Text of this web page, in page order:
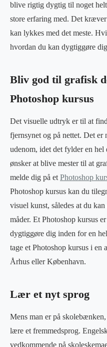
blive rigtig dygtig til noget
store erfaring med. Det
kan lykkes med det meste.
hvordan du kan dygtiggøre
Bliv god til grafisk
Photoshop kursus
Det visuelle udtryk er til at
fjernsynet og på nettet. Det
udenom, idet det fylder en
ønsker at blive mester til at
melde dig på et Photoshop
Photoshop kursus kan du
visuel kunst, således at du
måder. Et Photoshop kursus
dygtiggøre dig inden for en
tage et Photoshop kursus i en
Århus eller København.
Lær et nyt sprog
Mens man er på
lære et fremmedsprog.
vedkommende på